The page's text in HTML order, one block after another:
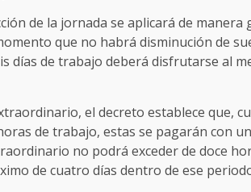
de la jornada se aplicará de manera
que no habrá disminución de
días de trabajo deberá disfrutarse al
el decreto establece que,
de trabajo, estas se pagarán con
no podrá exceder de doce
de cuatro días dentro de ese